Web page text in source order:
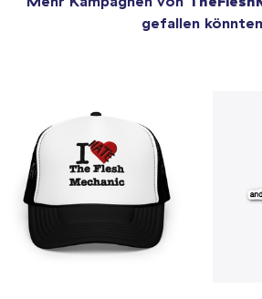
gefallen